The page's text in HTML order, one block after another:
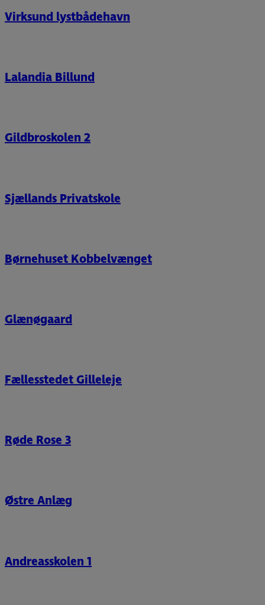
Virksund lystbådehavn
Lalandia Billund
Gildbroskolen 2
Sjællands Privatskole
Børnehuset Kobbelvænget
Glænøgaard
Fællesstedet Gilleleje
Røde Rose 3
Østre Anlæg
Andreasskolen 1